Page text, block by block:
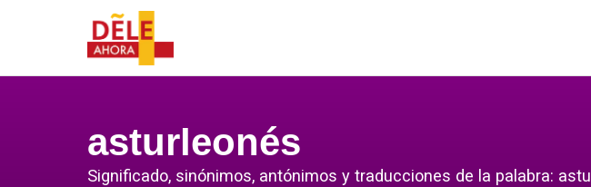
asturleonés
Significado, sinónimos, antónimos y traducciones de la palabra: